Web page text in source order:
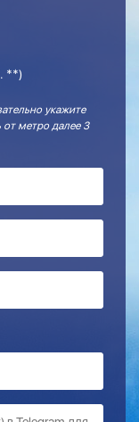
**)
метро далее 3